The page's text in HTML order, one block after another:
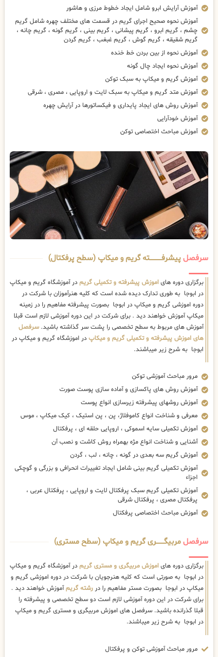
آموزش آرایش ابرو شامل ایجاد خطوط مرزی و هاشور
آموزش نحوه صحیح اجرای گریم در قسمت های مختلف چهره شامل گریم
چشم ، گریم ابرو ، گریم پیشانی ، گریم بینی ، گریم گونه ، گریم چانه ،
گریم شقیقه ، گریم گوش ، گریم غبغب ، گریم گردن
آموزش نحوه از بین بردن خط خنده
آموزش نحوه ایجاد چال گونه
آموزش گریم و میکاپ به سبک توکن
آموزش متد گریم و میکاپ به سبک لایت و اروپایی ، مصری ، شرقی
آموزش روش های ایجاد پایداری و فیکساتورها در آرایش چهره
آموزش خودآرایی
آموزش مباحث اختصاصی توکن
سرفصلپیشرفــــــــــــته گریم و میکاپ (سطح پرفکتال)
برگزاری دوره های اموزش پیشرفته و تکمیلی گریم در آموزشگاه گریم و میکاپ
در ابوجا به طوری تدارک دیده شده است که کلیه هنرآموزان با شرکت در
دوره اموزشی گریم و میکاپ در ابوجا بصورت پیشرفته مفاهیم را در زمینه
میکاپ آموزش خواهند دید . برای شرکت در این دوره آموزشی لازم است قبلا
آموزش های مربوط به سطح تخصصی را پشت سر گذاشته باشید.سرفصل
های اموزش پیشرفته و تکمیلی گریم و میکاپ در اموزشگاه گریم و میکاپ در
ابوجا به شرح زیر میباشند.
مرور مباحث آموزشی توکن
آموزش روش های پاکسازی و آماده سازی پوست صورت
آموزش روشهای پیشرفته زیرسازی انواع پوست
معرفی و شناخت انواع کاموفلاژ، پن ، پن استیک ، کیک میکاپ ، موس
آموزش تکمیلی سایه اسموکی ، اروپایی حلقه ای ، پرفکتال
آشنایی و شناخت انواع مژه بهمراه روش کاشت و نصب آن
آموزش گریم سه بعدی در گونه ، چانه ، لب ، گردن
آموزش تکمیلی گریم بینی شامل ایجاد تغییرات انحرافی و بزرگی و گوچکی
اجزاء
آموزش تکمیلی گریم سبک پرفکتال لایت و اروپایی ، پرفکتال عربی ،
پرفکتال مصری ، پرفکتال شرقی
آموزش مباحث اختصاصی پرفکتال
سرفصلمربیگــــــــری گریم و میکاپ (سطح مستری)
برگزاری دوره های اموزش مربیگری و مستری گریم در آموزشگاه گریم و میکاپ
در ابوجا به صورتی است که کلیه هنرجویان با شرکت در دوره اموزشی گریم و
میکاپ در ابوجا بصورت مستر مفاهیم را در رشته گریمآموزش خواهند دید .
برای شرکت در این دوره آموزشی لازم است دو سطح تخصصی و پیشرفته را
قبلا گذرانده باشید. سرفصل های اموزش مربیگری و مستری گریم و میکاپ
در ابوجا به شرح زیر میباشند.
مرور مباحث آموزشی توکن و پرفکتال